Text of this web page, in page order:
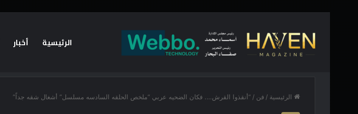
الرئيسية أخبار
أخبار عاجلة إتفاق مكة .. هل تبدأ السعودية وتركيا وباكستان تأسيس منظومة أمن إسلامية جديدة؟
الرئيسية / فن / “أنقذوا القرش…. فكان الضحيه عربي “ملخص الحلقه السادسه مسلسل” أشغال شقه جداً”